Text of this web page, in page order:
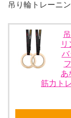
吊り輪トレーニ
バ
あ
筋力ト